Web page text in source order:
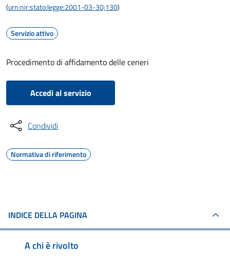
(urn:nir:stato:legge:2001-03-30;130)
Servizio attivo
Procedimento di affidamento delle ceneri
Accedi al servizio
Condividi
Normativa di riferimento
INDICE DELLA PAGINA
A chi è rivolto